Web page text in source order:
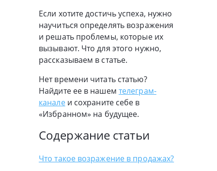
Если хотите достичь успеха, нужно
научиться определять возражения
и решать проблемы, которые их
вызывают. Что для этого нужно,
рассказываем в статье.
Нет времени читать статью?
Найдите ее в нашем телеграм-
каналеи сохраните себе в
«Избранном» на будущее.
Содержание статьи
Что такое возражение в продажах?